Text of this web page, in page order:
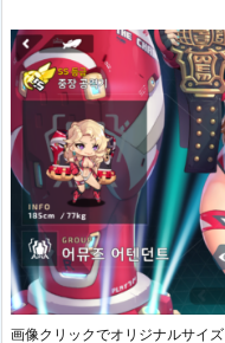
画像クリックでオリジナルサイズ